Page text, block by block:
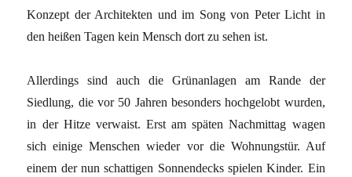
Konzept der Architekten und im Song von Peter Licht in
den heißen Tagen kein Mensch dort zu sehen ist.
Allerdings sind auch die Grünanlagen am Rande der
Siedlung, die vor 50 Jahren besonders hochgelobt wurden,
in der Hitze verwaist. Erst am späten Nachmittag wagen
sich einige Menschen wieder vor die Wohnungstür. Auf
einem der nun schattigen Sonnendecks spielen Kinder. Ein